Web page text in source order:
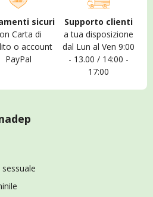
sicuri
Carta di
o account
PayPal
Supporto clienti
a tua disposizione
dal Lun al Ven 9:00
- 13.00 / 14:00 -
17:00